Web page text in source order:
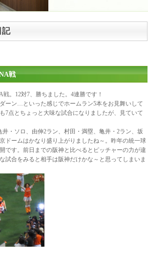
記
戦
。12対7、勝ちました。4連勝です！
ーン…といった感じでホームラン5本をお見舞いして
7点とちょっと大味な試合になりましたが、見ていて
井・ソロ、由伸2ラン、村田・満塁、亀井・2ラン、坂
ドームはかなり盛り上がりましたね～。昨年の統一球
です。前日までの阪神と比べるとピッチャーの力が違
試合をみると相手は阪神だけかな～と思ってしまいま